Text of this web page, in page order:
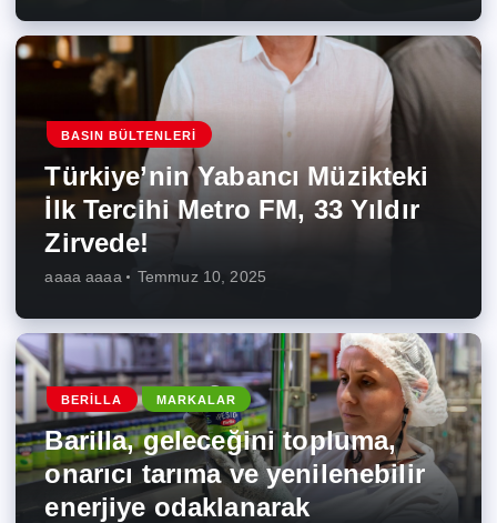
BASIN BÜLTENLERI
Türkiye’nin Yabancı Müzikteki
İlk Tercihi Metro FM, 33 Yıldır
Zirvede!
aaaa aaaa Temmuz 10, 2025
BERILLA MARKALAR
Barilla, geleceğini topluma,
onarıcı tarıma ve yenilenebilir
enerjiye odaklanarak